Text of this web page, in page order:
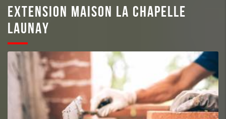
EXTENSION MAISON LA CHAPELLE
LAUNAY